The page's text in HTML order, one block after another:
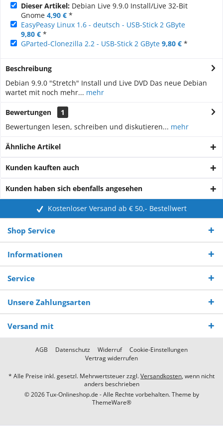
Dieser Artikel: Debian Live 9.9.0 Install/Live 32-Bit
Gnome 4,90 € *
EasyPeasy Linux 1.6 - deutsch - USB-Stick 2 GByte
9,80 € *
GParted-Clonezilla 2.2 - USB-Stick 2 GByte 9,80 € *
Beschreibung
Debian 9.9.0 "Stretch" Install und Live DVD Das neue Debian
wartet mit noch mehr... mehr
Bewertungen
1
Bewertungen lesen, schreiben und diskutieren... mehr
Ähnliche Artikel
Kunden kauften auch
Kunden haben sich ebenfalls angesehen
Kostenloser Versand ab € 50,- Bestellwert
Shop Service
Informationen
Service
Unsere Zahlungsarten
Versand mit
AGB Datenschutz Widerruf
Cookie-Einstellungen
Vertrag widerrufen
* Alle Preise inkl. gesetzl. Mehrwertsteuer zzgl.Versandkosten, wenn nicht
anders beschrieben
© 2026 Tux-Onlineshop.de - Alle Rechte vorbehalten. Theme by
ThemeWare®